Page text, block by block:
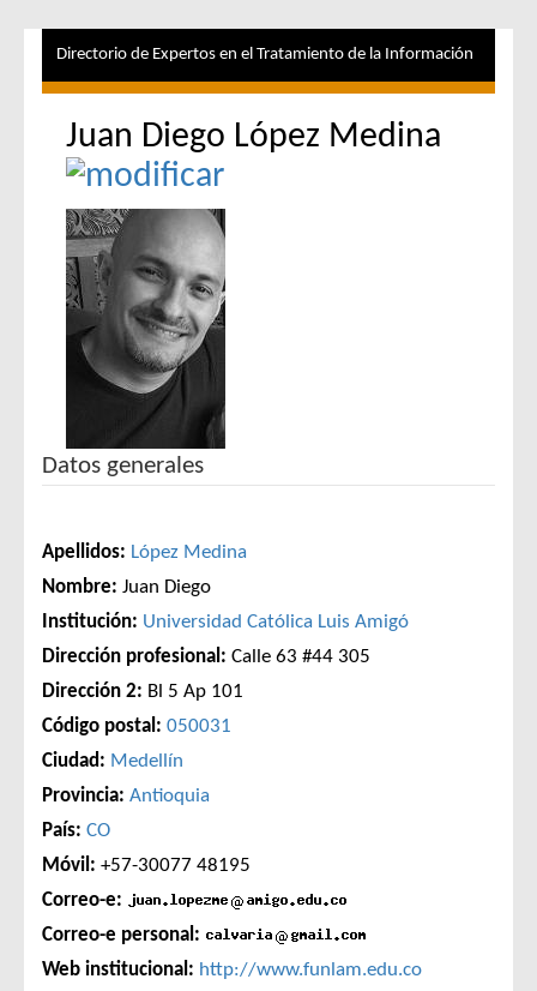
Directorio de Expertos en el Tratamiento de la Información
Juan Diego López Medina
Datos generales
Apellidos: López Medina
Nombre: Juan Diego
Institución: Universidad Católica Luis Amigó
Dirección profesional: Calle 63 #44 305
Dirección 2: Bl 5 Ap 101
Código postal: 050031
Ciudad: Medellín
Provincia: Antioquia
País: CO
Móvil: +57-30077 48195
Correo-e:
Correo-e personal:
Web institucional: http://www.funlam.edu.co